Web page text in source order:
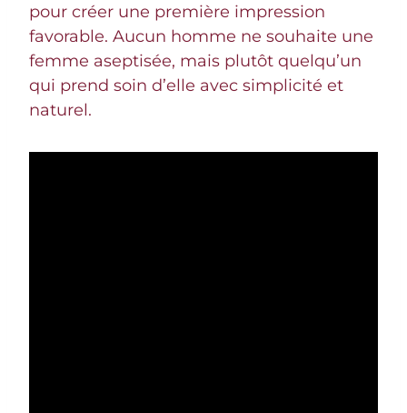
pour créer une première impression
favorable. Aucun homme ne souhaite une
femme aseptisée, mais plutôt quelqu’un
qui prend soin d’elle avec simplicité et
naturel.